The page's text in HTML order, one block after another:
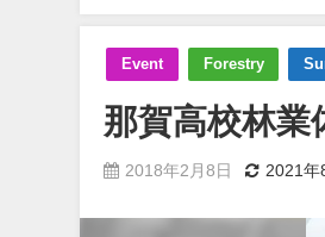
Event Forestry
那賀高校林業
2018年2月8日 2021年